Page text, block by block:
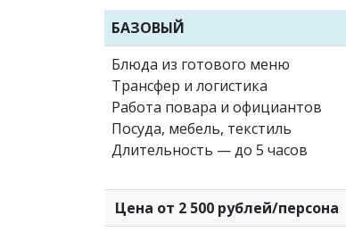
БАЗОВЫЙ
Блюда из готового меню
Трансфер и логистика
Работа повара и официантов
Посуда, мебель, текстиль
Длительность — до 5 часов
Цена от 2 500 рублей/персона